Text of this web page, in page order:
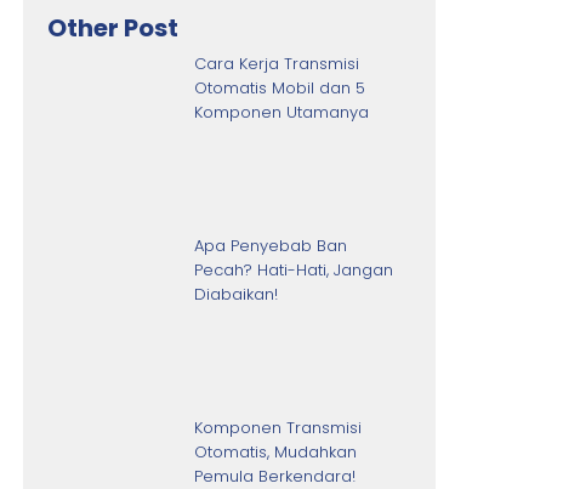
Other Post
Cara Kerja Transmisi
Otomatis Mobil dan 5
Komponen Utamanya
Apa Penyebab Ban
Pecah? Hati-Hati, Jangan
Diabaikan!
Komponen Transmisi
Otomatis, Mudahkan
Pemula Berkendara!